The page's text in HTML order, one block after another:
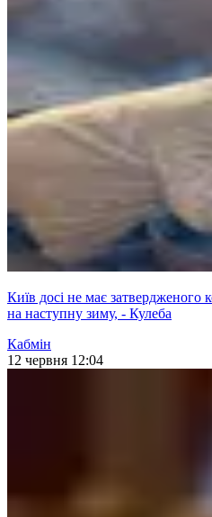
Київ досі не має затвердженого
на наступну зиму, - Кулеба
Кабмін
12 червня 12:04